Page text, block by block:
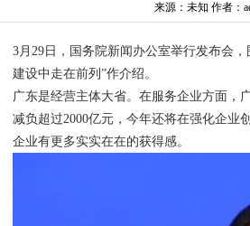
来源：未知 作者：
3月29日，国务院新闻办公室举行发布会
建设中走在前列”作介绍。
广东是经营主体大省。在服务企业方面，
减负超过2000亿元，今年还将在强化企业
企业有更多实实在在的获得感。